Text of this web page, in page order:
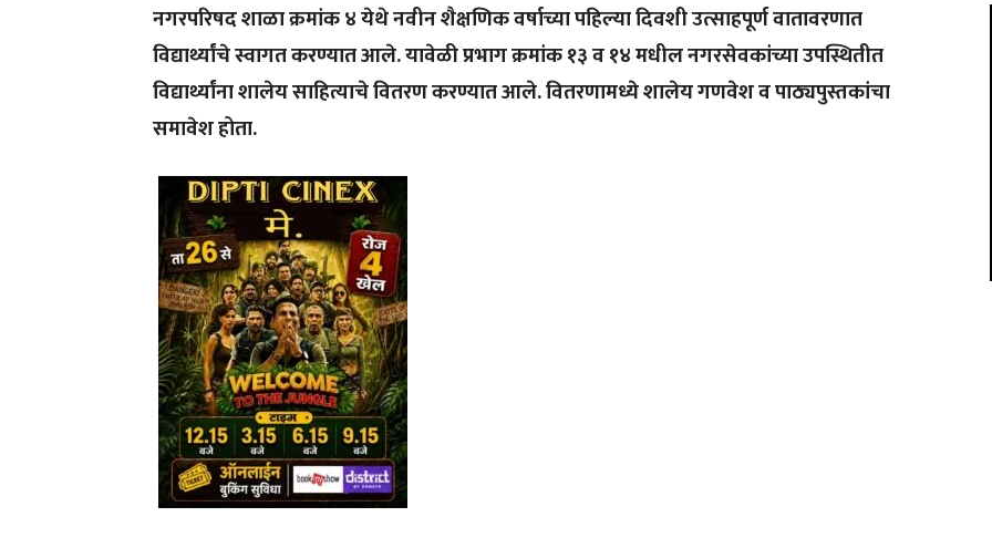
नगरपरिषद शाळा क्रमांक ४ येथे नवीन शैक्षणिक वर्षाच्या पहिल्या दिवशी उत्साहपूर्ण वातावरणात
विद्यार्थ्यांचे स्वागत करण्यात आले. यावेळी प्रभाग क्रमांक १३ व १४ मधील नगरसेवकांच्या उपस्थितीत
विद्यार्थ्यांना शालेय साहित्याचे वितरण करण्यात आले. वितरणामध्ये शालेय गणवेश व पाठ्यपुस्तकांचा
समावेश होता.